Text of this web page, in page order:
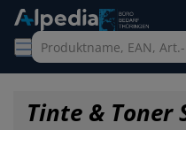
Tinte & Toner